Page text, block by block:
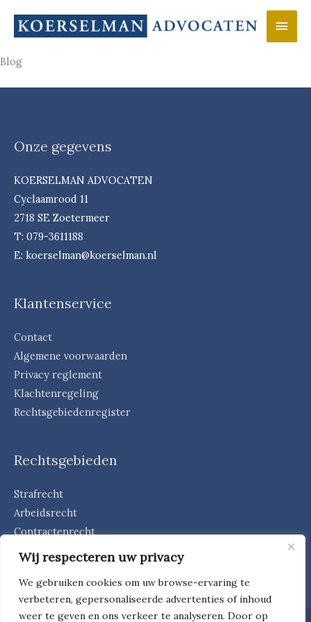
Wij respecteren uw privacy
We gebruiken cookies om uw browse-ervaring te
verbeteren, gepersonaliseerde advertenties of inhoud
weer te geven en ons verkeer te analyseren. Door op
naar
inhoud
Blog
Onze gegevens
KOERSELMAN ADVOCATEN
Cyclaamrood 11
2718 SE Zoetermeer
T: 079-3611188
E: koerselman@koerselman.nl
Klantenservice
Contact
Algemene voorwaarden
Privacy reglement
Klachtenregeling
Rechtsgebiedenregister
Rechtsgebieden
Strafrecht
Arbeidsrecht
Contractenrecht
Huurrecht